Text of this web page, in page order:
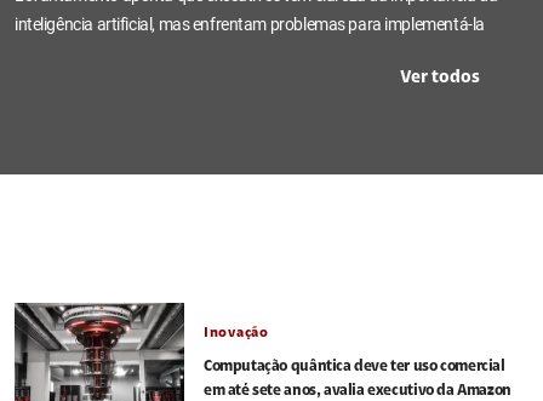
inteligência artificial, mas enfrentam problemas para implementá-la
Ver todos
Inovação
Computação quântica deve ter uso comercial
em até sete anos, avalia executivo da Amazon